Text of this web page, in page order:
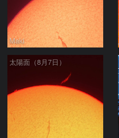
Maki
太陽面（8月7日）